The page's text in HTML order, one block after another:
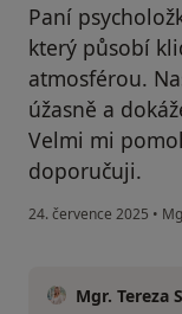
Paní
který působí
atmosférou.
úžasně a
Velmi mi
doporučuji.
24. července 2025 •
Mgr. Tereza